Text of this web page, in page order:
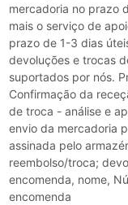
mercadoria no prazo
mais o serviço de
prazo de 1-3 dias
devoluções e trocas
suportados por nós.
Confirmação da
de troca - análise e
envio da mercadoria
assinada pelo
reembolso/troca;
encomenda, nome,
encomenda